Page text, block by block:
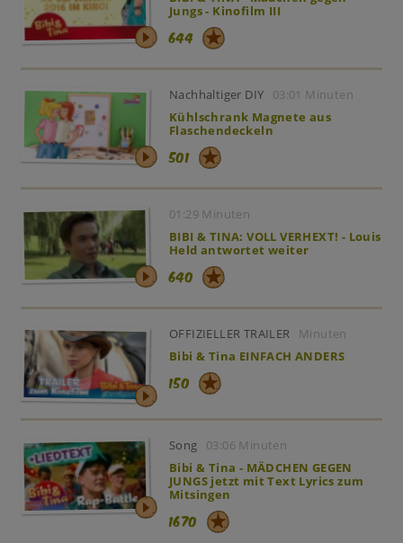
Jungs - Kinofilm III
644
Nachhaltiger DIY
03:01 Minuten
Kühlschrank Magnete aus
Flaschendeckeln
501
01:29 Minuten
BIBI & TINA: VOLL VERHEXT! - Louis
Held antwortet weiter
640
OFFIZIELLER TRAILER
Minuten
Bibi & Tina EINFACH ANDERS
150
Song
03:06 Minuten
Bibi & Tina - MÄDCHEN GEGEN
JUNGS jetzt mit Text Lyrics zum
Mitsingen
1670